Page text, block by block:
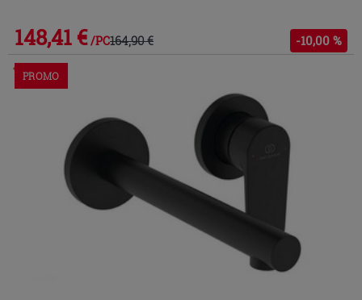
148,41 € /PC164,90 € -10,00 %
Commandable en magasin ou via le service client
PROMO